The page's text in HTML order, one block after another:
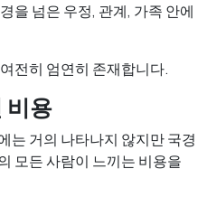
을 넘은 우정, 관계, 가족 안에
전히 엄연히 존재합니다.
비용
는 거의 나타나지 않지만 국경
모든 사람이 느끼는 비용을